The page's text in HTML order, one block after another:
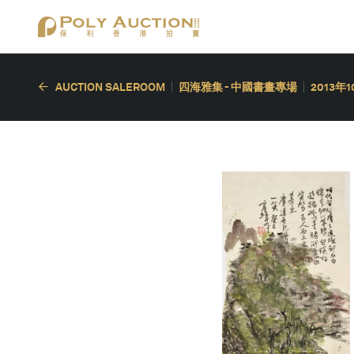
AUCTION SALEROOM 四海雅集 - 中國書畫專場 2013年